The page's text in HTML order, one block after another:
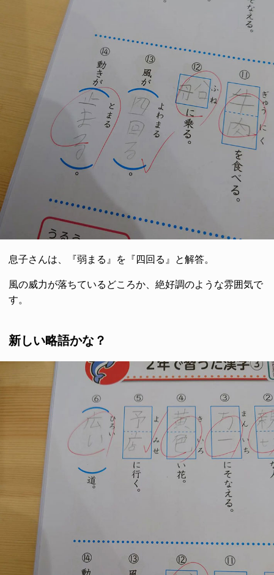
息子さんは、『弱まる』を『四回る』と解答。
風の威力が落ちているどころか、絶好調のような雰囲気で
す。
新しい略語かな？